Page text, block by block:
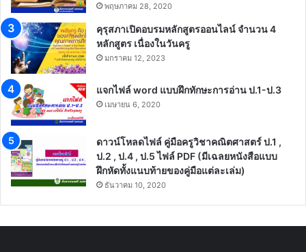
พฤษภาคม 28, 2020
คุรุสภาเปิดอบรมหลักสูตรออนไลน์ จำนวน 4
หลักสูตร เนื่องในวันครู
มกราคม 12, 2023
แจกไฟล์ word แบบฝึกทักษะการอ่าน ป.1-ป.3
เมษายน 6, 2020
ดาวน์โหลดไฟล์ คู่มือครูวิชาคณิตศาสตร์ ป.1 ,
ป.2 , ป.4 , ป.5 ไฟล์ PDF (มีเฉลยหนังสือแบบ
ฝึกหัดทั้งแนบท้ายของคู่มือแต่ละเล่ม)
ธันวาคม 10, 2020